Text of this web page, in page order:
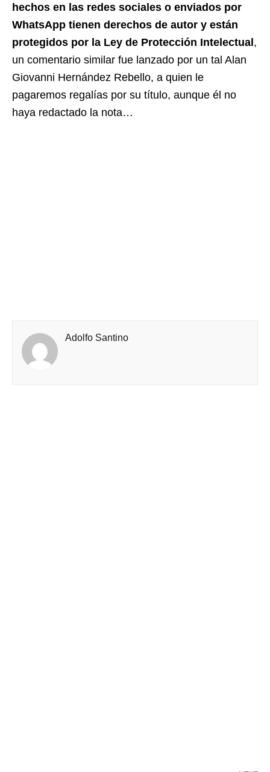
hechos en las redes sociales o enviados por
WhatsApp tienen derechos de autor y están
protegidos por la Ley de Protección Intelectual,
un comentario similar fue lanzado por un tal Alan
Giovanni Hernández Rebello, a quien le
pagaremos regalías por su título, aunque él no
haya redactado la nota…
Adolfo Santino